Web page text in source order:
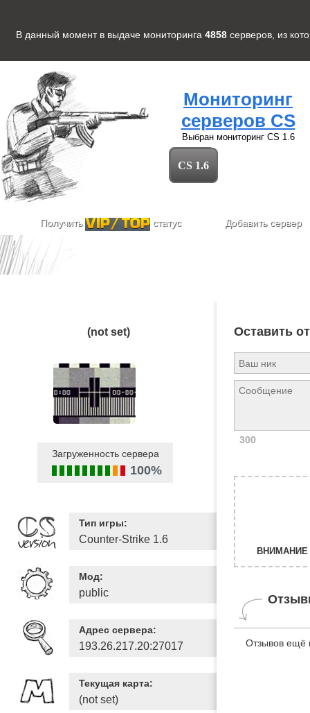
В данный момент в выдаче мониторинга 4858 серверов, из
Мониторинг
серверов CS
Выбран мониторинг CS 1.6
CS 1.6
Получить статус Добавить сервер
(not set)
Загруженность сервера
100%
Тип игры:
Counter-Strike 1.6
Мод:
public
Адрес сервера:
193.26.217.20:27017
Текущая карта:
(not set)
Оставить
300
ВНИМАНИЕ
Отзывов ещё